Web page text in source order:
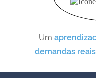
Um
demandas reais